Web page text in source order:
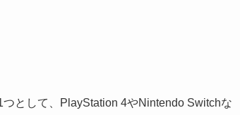
として、PlayStation 4やNintendo Switchな